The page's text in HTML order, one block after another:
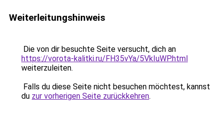
Weiterleitungshinweis
Die von dir besuchte Seite versucht, dich an
https://vorota-kalitki.ru/FH35vYa/5VkIuWP.html
weiterzuleiten.
Falls du diese Seite nicht besuchen möchtest, kannst
du zur vorherigen Seite zurückkehren.